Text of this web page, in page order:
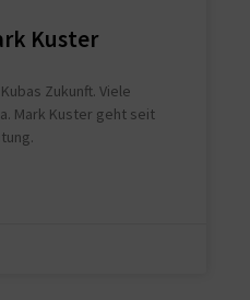
Kuster
Zukunft. Viele
Mark Kuster geht seit